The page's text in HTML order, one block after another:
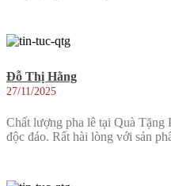
Đỗ Thị Hằng
27/11/2025
Chất lượng pha lê tại Quà Tặng
độc đáo. Rất hài lòng với sản